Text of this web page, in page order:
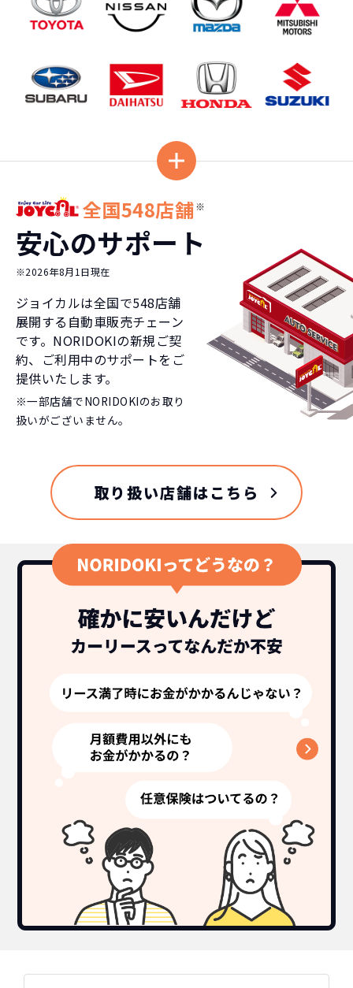
全国548店舗※
安心のサポート
※2026年8月1日現在
ジョイカルは全国で548店舗
展開する自動車販売チェーン
です。NORIDOKIの新規ご契
約、ご利用中のサポートをご
提供いたします。
※一部店舗でNORIDOKIのお取り
扱いがございません。
取り扱い店舗はこちら